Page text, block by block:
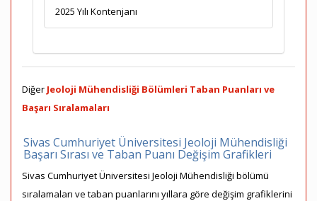
2025 Yılı Kontenjanı
Diğer Jeoloji Mühendisliği Bölümleri Taban Puanları ve
Başarı Sıralamaları
Sivas Cumhuriyet Üniversitesi Jeoloji Mühendisliği
Başarı Sırası ve Taban Puanı Değişim Grafikleri
Sivas Cumhuriyet Üniversitesi Jeoloji Mühendisliği bölümü
sıralamaları ve taban puanlarını yıllara göre değişim grafiklerini